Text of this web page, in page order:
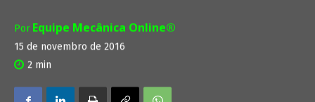
Por Equipe Mecânica Online®
15 de novembro de 2016
2 min